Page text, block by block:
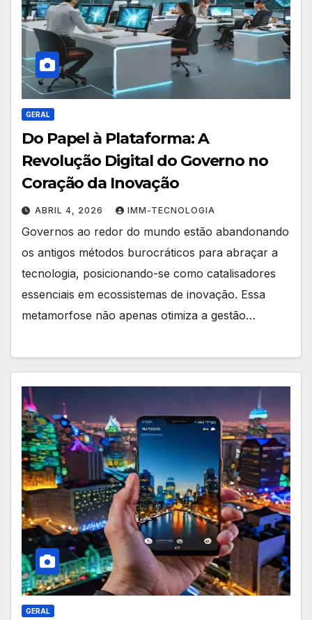
GERAL
Do Papel à Plataforma: A
Revolução Digital do Governo no
Coração da Inovação
ABRIL 4, 2026 IMM-TECNOLOGIA
Governos ao redor do mundo estão abandonando
os antigos métodos burocráticos para abraçar a
tecnologia, posicionando-se como catalisadores
essenciais em ecossistemas de inovação. Essa
metamorfose não apenas otimiza a gestão…
GERAL